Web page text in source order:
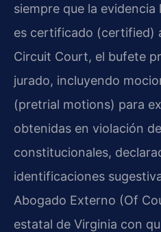
siempre que la evidencia
es certificado (certified)
Circuit Court, el bufete
jurado, incluyendo
(pretrial motions) para
obtenidas en violación
constitucionales,
identificaciones
Abogado Externo (Of
estatal de Virginia con